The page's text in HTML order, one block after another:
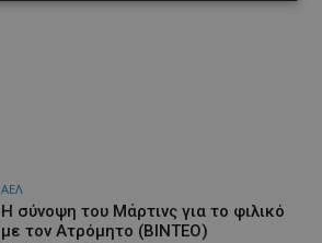
ΑΕΛ
H σύνοψη του Μάρτινς για το φιλικό
με τον Ατρόμητο (ΒΙΝΤΕΟ)